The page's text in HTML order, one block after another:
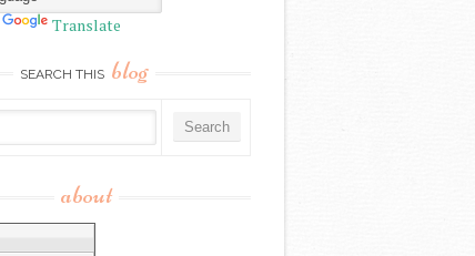
Translate
SEARCH THIS blog
about